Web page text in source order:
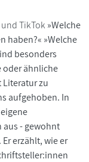
TikTok »Welche
haben?« »Welche
besonders
oder ähnliche
Literatur zu
aufgehoben. In
- gewohnt
erzählt, wie er